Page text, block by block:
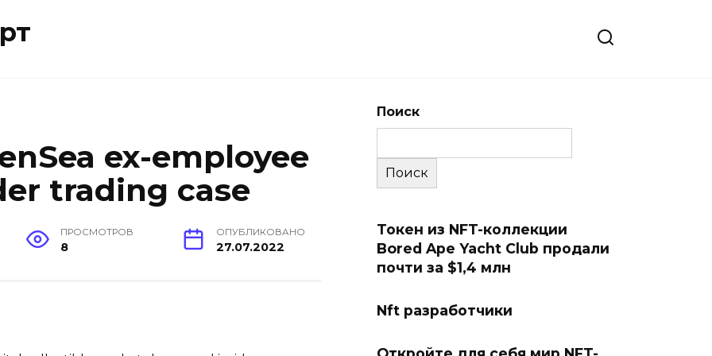
ex-employee
trading case
ПРОСМОТРОВ
8
ОПУБЛИКОВАНО
27.07.2022
Поиск
Поиск
Токен из NFT-коллекции
Bored Ape Yacht Club продали
почти за $1,4 млн
Nft разработчики